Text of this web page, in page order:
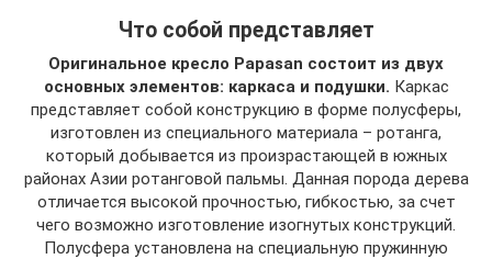
Что собой представляет
Оригинальное кресло Papasan состоит из двух
основных элементов: каркаса и подушки. Каркас
представляет собой конструкцию в форме полусферы,
изготовлен из специального материала – ротанга,
который добывается из произрастающей в южных
районах Азии ротанговой пальмы. Данная порода дерева
отличается высокой прочностью, гибкостью, за счет
чего возможно изготовление изогнутых конструкций.
Полусфера установлена на специальную пружинную